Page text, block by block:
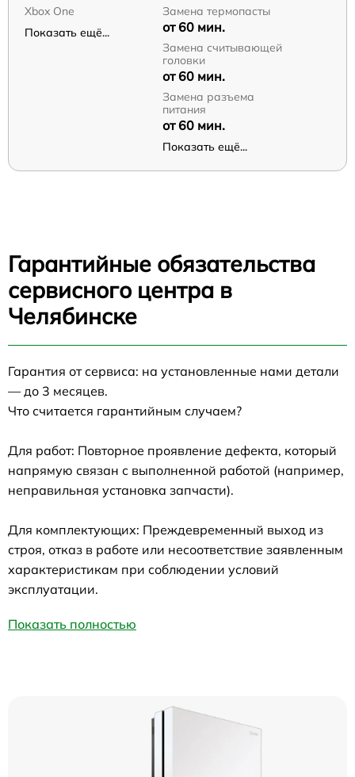
Xbox One
Показать ещё...
Замена термопасты
от 60 мин.
Замена считывающей
головки
от 60 мин.
Замена разъема
питания
от 60 мин.
Показать ещё...
Гарантийные обязательства
сервисного центра в
Челябинске
Гарантия от сервиса: на установленные нами детали
— до 3 месяцев.
Что считается гарантийным случаем?
Для работ: Повторное проявление дефекта, который
напрямую связан с выполненной работой (например,
неправильная установка запчасти).
Для комплектующих: Преждевременный выход из
строя, отказ в работе или несоответствие заявленным
характеристикам при соблюдении условий
эксплуатации.
Показать полностью